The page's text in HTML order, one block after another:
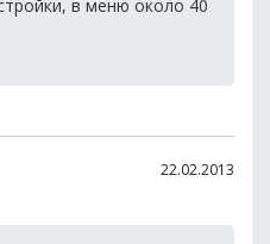
в меню около 40
22.02.2013